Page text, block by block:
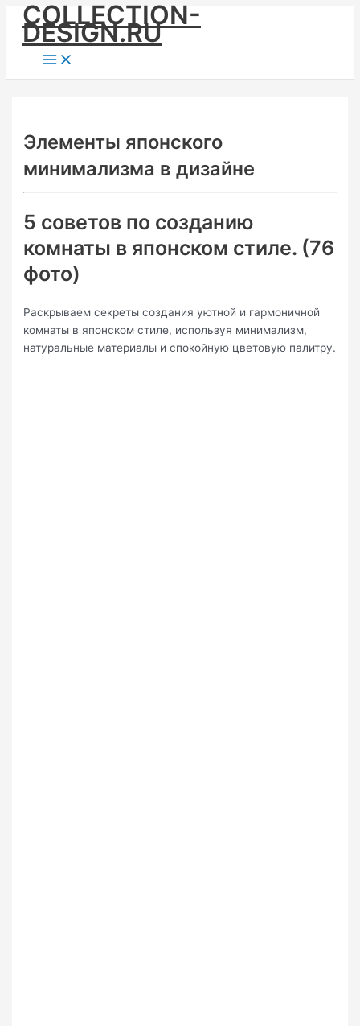
Skip
content
COLLECTION-
DESIGN.RU
Main
Menu
Элементы японского
минимализма в дизайне
5 советов по созданию
комнаты в японском стиле. (76
фото)
Раскрываем секреты создания уютной и гармоничной
комнаты в японском стиле, используя минимализм,
натуральные материалы и спокойную цветовую палитру.